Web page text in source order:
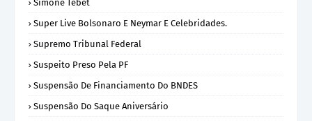
Simone Tebet
Super Live Bolsonaro E Neymar E Celebridades.
Supremo Tribunal Federal
Suspeito Preso Pela PF
Suspensão De Financiamento Do BNDES
Suspensão Do Saque Aniversário